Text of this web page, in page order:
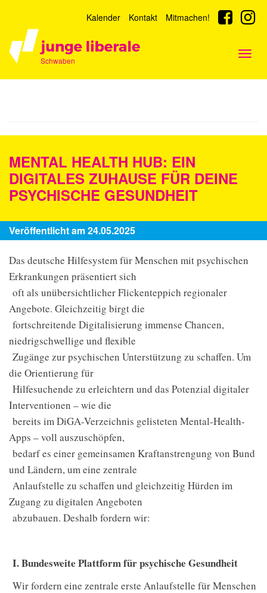
Schwaben
Kalender Kontakt Mitmachen!
MENTAL HEALTH HUB: EIN
DIGITALES ZUHAUSE FÜR DEINE
PSYCHISCHE GESUNDHEIT
Veröffentlicht am 24.05.2025
Das deutsche Hilfesystem für Menschen mit psychischen
Erkrankungen präsentiert sich
oft als unübersichtlicher Flickenteppich regionaler
Angebote. Gleichzeitig birgt die
fortschreitende Digitalisierung immense Chancen,
niedrigschwellige und flexible
Zugänge zur psychischen Unterstützung zu schaffen. Um
die Orientierung für
Hilfesuchende zu erleichtern und das Potenzial digitaler
Interventionen – wie die
bereits im DiGA-Verzeichnis gelisteten Mental-Health-
Apps – voll auszuschöpfen,
bedarf es einer gemeinsamen Kraftanstrengung von Bund
und Ländern, um eine zentrale
Anlaufstelle zu schaffen und gleichzeitig Hürden im
Zugang zu digitalen Angeboten
abzubauen. Deshalb fordern wir:
I. Bundesweite Plattform für psychische Gesundheit
Wir fordern eine zentrale erste Anlaufstelle für Menschen